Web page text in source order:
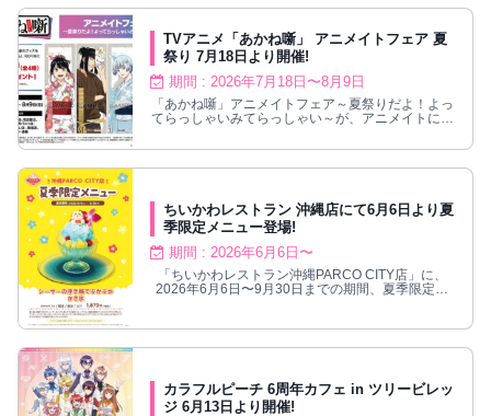
TVアニメ「あかね噺」 アニメイトフェア 夏
祭り 7月18日より開催!
期間 : 2026年7月18日〜8月9日
「あかね噺」アニメイトフェア～夏祭りだよ！よっ
てらっしゃいみてらっしゃい～が、アニメイトにて
ちいかわレストラン 沖縄店にて6月6日より夏
季限定メニュー登場!
期間 : 2026年6月6日〜
「ちいかわレストラン沖縄PARCO CITY店」に、
2026年6月6日〜9月30日までの期間、夏季限定メ
カラフルピーチ 6周年カフェ in ツリービレッ
ジ 6月13日より開催!